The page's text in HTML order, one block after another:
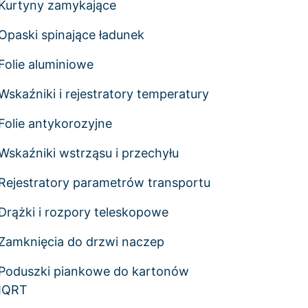
zamykające
spinające ładunek
aluminiowe
i rejestratory temperatury
antykorozyjne
wstrząsu i przechyłu
parametrów transportu
i rozpory teleskopowe
do drzwi naczep
piankowe do kartonów